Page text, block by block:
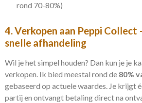
rond 70-80%)
4. Verkopen aan Peppi Collect
snelle afhandeling
Wil je het simpel houden? Dan kun je je
verkopen. Ik bied meestal rond de 80%
gebaseerd op actuele waardes. Je krijgt
partij en ontvangt betaling direct na